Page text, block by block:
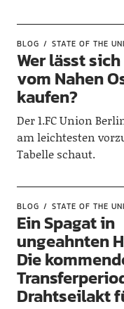
BLOG STATE OF THE
Wer lässt
vom Nahen
kaufen?
Der 1.FC Union
am leichtesten
Tabelle schaut.
BLOG STATE OF THE
Ein Spagat in
ungeahnten
Die
Drahtseilakt